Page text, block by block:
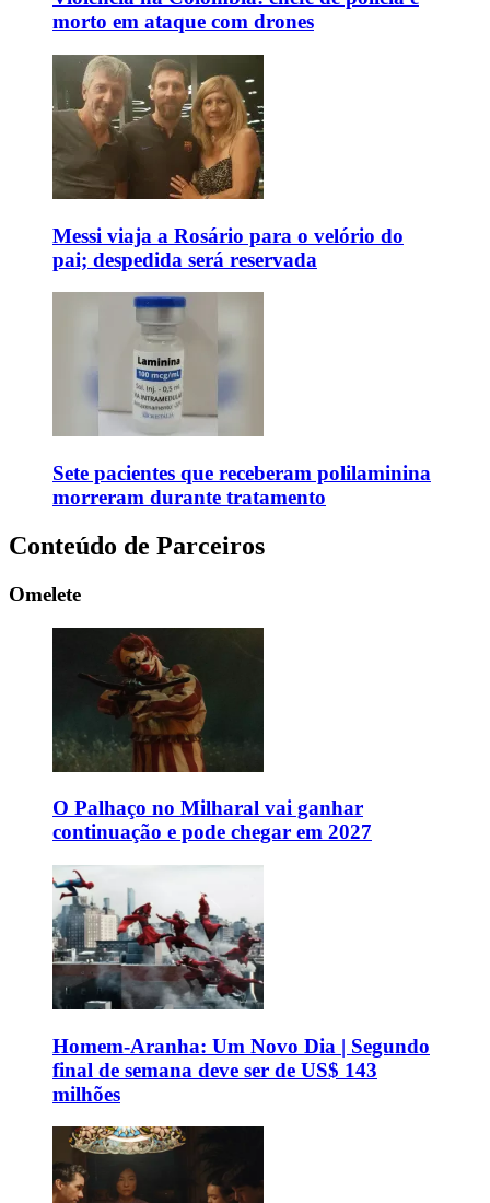
morto em ataque com drones
Messi viaja a Rosário para o velório do
pai; despedida será reservada
Sete pacientes que receberam polilaminina
morreram durante tratamento
Conteúdo de Parceiros
Omelete
O Palhaço no Milharal vai ganhar
continuação e pode chegar em 2027
Homem-Aranha: Um Novo Dia | Segundo
final de semana deve ser de US$ 143
milhões